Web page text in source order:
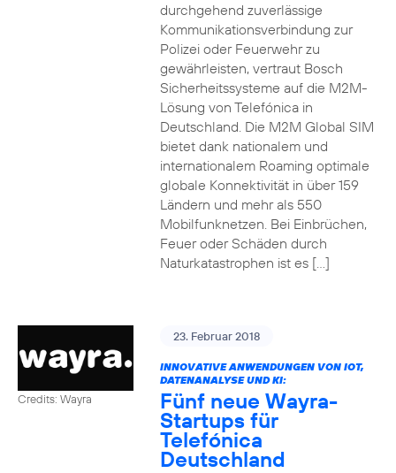
durchgehend zuverlässige
Kommunikationsverbindung zur
Polizei oder Feuerwehr zu
gewährleisten, vertraut Bosch
Sicherheitssysteme auf die M2M-
Lösung von Telefónica in
Deutschland. Die M2M Global SIM
bietet dank nationalem und
internationalem Roaming optimale
globale Konnektivität in über 159
Ländern und mehr als 550
Mobilfunknetzen. Bei Einbrüchen,
Feuer oder Schäden durch
Naturkatastrophen ist es […]
Credits: Wayra
23. Februar 2018
INNOVATIVE ANWENDUNGEN VON IOT,
DATENANALYSE UND KI:
Fünf neue Wayra-
Startups für
Telefónica
Deutschland